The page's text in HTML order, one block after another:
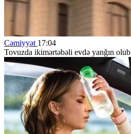
Cəmiyyət 17:04
Tovuzda ikimərtəbəli evdə yanğın olub